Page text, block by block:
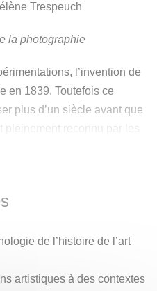
Trespeuch
la photographie
l’invention de
en 1839. Toutefois ce
plus d’un siècle avant que
pleinement reconnu par les
et tardif processus de
permis à la photographie
un art à part entière ? Les
en tant qu’art,
ce qui a freiné ou
hypothèses sont
de l’histoire de l’art
artistiques à des contextes